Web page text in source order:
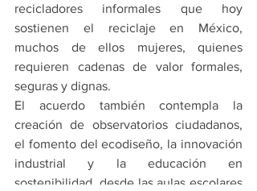
recicladores informales que hoy
sostienen el reciclaje en México,
muchos de ellos mujeres, quienes
requieren cadenas de valor formales,
seguras y dignas.
El acuerdo también contempla la
creación de observatorios ciudadanos,
el fomento del ecodiseño, la innovación
industrial y la educación en
sostenibilidad, desde las aulas escolares